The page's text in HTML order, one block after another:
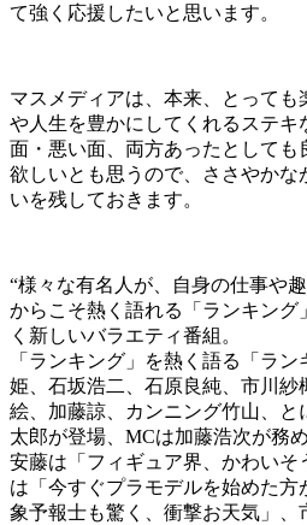
て強く応援したいと思います。
マスメディアは、本来、とって
や人生を豊かにしてくれるステキ
面・悪い面、両方あったとしても
欲しいとも思うので、ささやかな
いを残しておきます。
“様々な有名人が、自身の仕事や
からこそ熱く語れる「ランキング
く新しいバラエティ番組。
「ランキング」を熱く語る「ラ
姫、石坂浩二、石原良純、市川紗
絵、加藤諒、カンニング竹山、と
太郎が登場、MCは加藤浩次が務め
安藤は「フィギュア界、かわいそ
は「今すぐプラモデルを始めた方
象予報士も驚く、衝撃お天気」、